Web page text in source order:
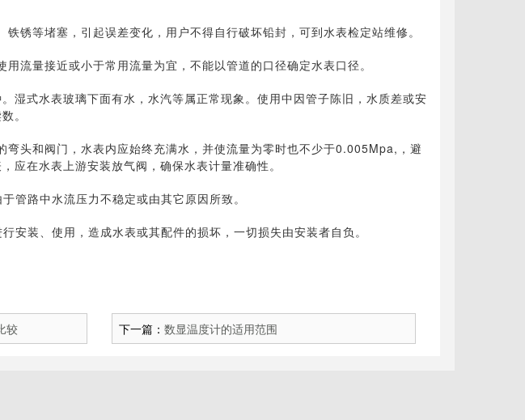
铁锈等堵塞，引起误差变化，用户不得自行破坏铅封，可到水表检定站维修。
用流量接近或小于常用流量为宜，不能以管道的口径确定水表口径。
湿式水表玻璃下面有水，水汽等属正常现象。使用中因管子陈旧，水质差或安
。
弯头和阀门，水表内应始终充满水，并使流量为零时也不少于0.005Mpa,，避
应在水表上游安装放气阀，确保水表计量准确性。
管路中水流压力不稳定或由其它原因所致。
安装、使用，造成水表或其配件的损坏，一切损失由安装者自负。
较 下一篇：数显温度计的适用范围